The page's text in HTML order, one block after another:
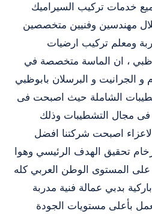
خدمات تركيب السيراميك
مهندسين وفنيين متخصصين
ومعلم تركيب ارضيات
ظبي ، ان الماسة متخصصة في
و الجرانيت و البرسلان بابوظبي
الشاملة حيث اصبحت فى
فى مجال التشطيبات وذلك
اصبحت شركتنا افضل
تحقيق الهدف الرئيسي وهوا
على المستوى الوطن العربي كله
بدبي عمالة فنية مدربة
بأعلى مستويات الجودة